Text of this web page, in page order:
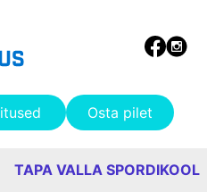
Osta pilet
TAPA VALLA SPORDIKOOL